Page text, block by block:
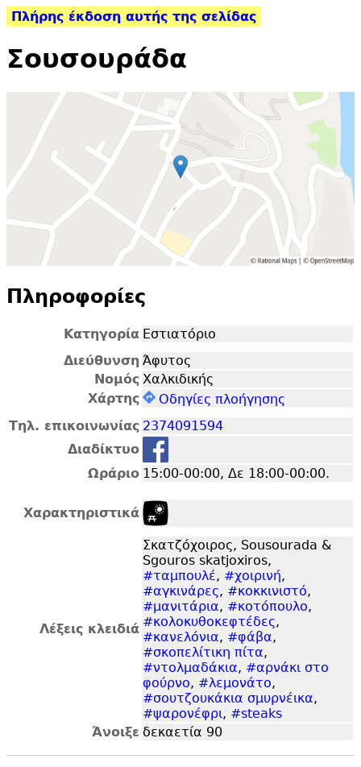
Πλήρης έκδοση αυτής της σελίδας
Σουσουράδα
Πληροφορίες
Κατηγορία Εστιατόριο
Διεύθυνση Άφυτος
Νομός Χαλκιδικής
Χάρτης
Οδηγίες πλοήγησης
Τηλ. επικοινωνίας 2374091594
Διαδίκτυο
Ωράριο 15:00-00:00, Δε 18:00-00:00.
Χαρακτηριστικά
Λέξεις κλειδιά
Σκατζόχοιρος, Sousourada &
Sgouros skatjoxiros,
#ταμπουλέ, #χοιρινή,
#αγκινάρες, #κοκκινιστό,
#μανιτάρια, #κοτόπουλο,
#κολοκυθοκεφτέδες,
#κανελόνια, #φάβα,
#σκοπελίτικη πίτα,
#ντολμαδάκια, #αρνάκι στο
φούρνο, #λεμονάτο,
#σουτζουκάκια σμυρνέικα,
#ψαρονέφρι, #steaks
Άνοιξε δεκαετία 90